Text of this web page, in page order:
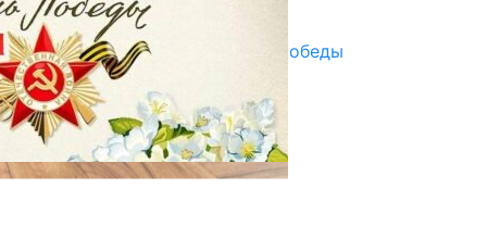
29.04.2025
Награды в преддверии Дня Победы
29.04.2025